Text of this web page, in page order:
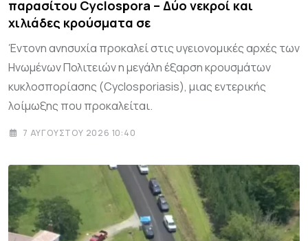
παρασίτου Cyclospora – Δύο νεκροί και
χιλιάδες κρούσματα σε
Έντονη ανησυχία προκαλεί στις υγειονομικές αρχές των
Ηνωμένων Πολιτειών η μεγάλη έξαρση κρουσμάτων
κυκλοσπορίασης (Cyclosporiasis), μιας εντερικής
λοίμωξης που προκαλείται.
7 ΑΥΓΟΎΣΤΟΥ 2026 10:40